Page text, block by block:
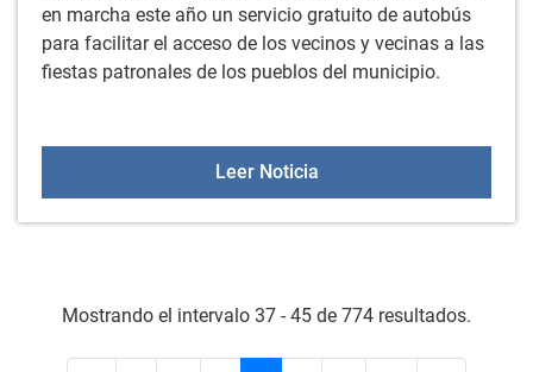
en marcha este año un servicio gratuito de autobús
para facilitar el acceso de los vecinos y vecinas a las
fiestas patronales de los pueblos del municipio.
Leer NoticiaIniciativa servicio de
Mostrando el intervalo 37 - 45 de 774 resultados.